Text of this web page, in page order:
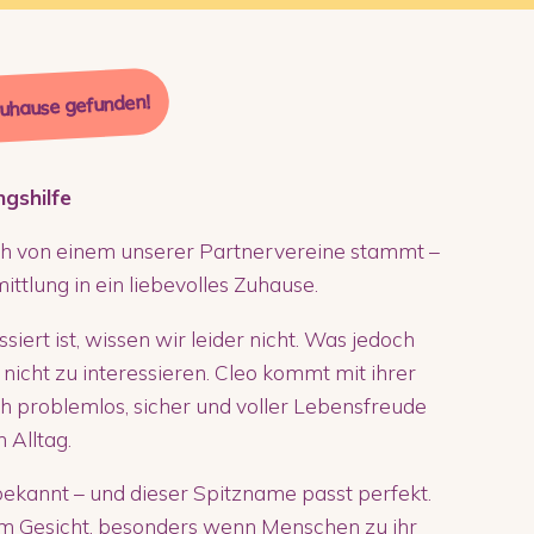
gefunden!
von einem unserer Partnervereine stammt –
in ein liebevolles Zuhause.
ist, wissen wir leider nicht. Was jedoch
zu interessieren. Cleo kommt mit ihrer
problemlos, sicher und voller Lebensfreude
Alltag.
– und dieser Spitzname passt perfekt.
Gesicht, besonders wenn Menschen zu ihr